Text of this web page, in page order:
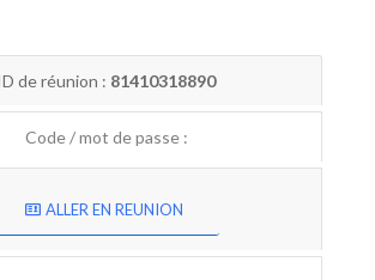
de réunion : 81410318890
Code / mot de passe :
ALLER EN REUNION